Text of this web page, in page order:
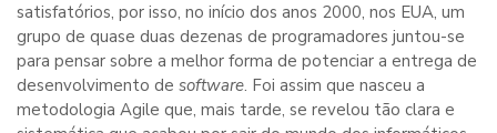
satisfatórios, por isso, no início dos anos 2000, nos EUA, um
grupo de quase duas dezenas de programadores juntou-se
para pensar sobre a melhor forma de potenciar a entrega de
desenvolvimento de software. Foi assim que nasceu a
metodologia Agile que, mais tarde, se revelou tão clara e